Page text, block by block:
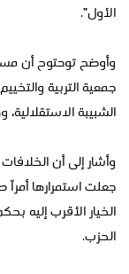
الأول”.
وأوضح توحتوح أن
جمعية التربية
الشبيبة
وأشار إلى أن
جعلت استمرارها
الخيار الأقرب إليه
الحزب.